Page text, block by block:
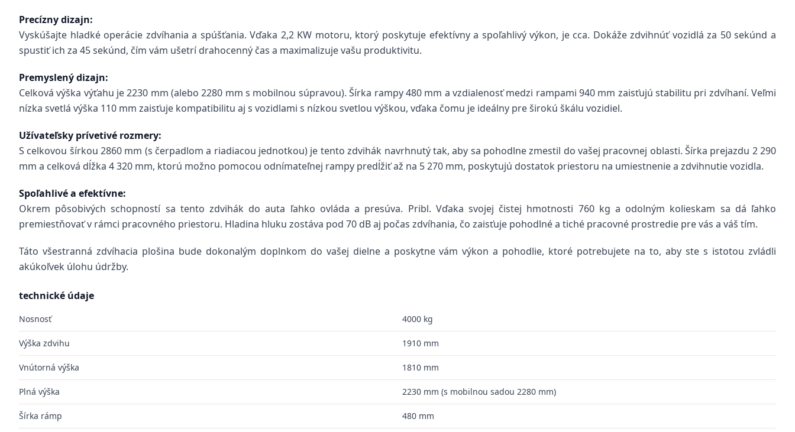
Precízny dizajn:
Vyskúšajte hladké operácie zdvíhania a spúšťania. Vďaka 2,2 KW motoru, ktorý poskytuje efektívny a spoľahlivý výkon, je cca. Dokáže zdvihnúť vozidlá za 50 sekúnd a
spustiť ich za 45 sekúnd, čím vám ušetrí drahocenný čas a maximalizuje vašu produktivitu.
Premyslený dizajn:
Celková výška výťahu je 2230 mm (alebo 2280 mm s mobilnou súpravou). Šírka rampy 480 mm a vzdialenosť medzi rampami 940 mm zaisťujú stabilitu pri zdvíhaní. Veľmi
nízka svetlá výška 110 mm zaisťuje kompatibilitu aj s vozidlami s nízkou svetlou výškou, vďaka čomu je ideálny pre širokú škálu vozidiel.
Užívateľsky prívetivé rozmery:
S celkovou šírkou 2860 mm (s čerpadlom a riadiacou jednotkou) je tento zdvihák navrhnutý tak, aby sa pohodlne zmestil do vašej pracovnej oblasti. Šírka prejazdu 2 290
mm a celková dĺžka 4 320 mm, ktorú možno pomocou odnímateľnej rampy predĺžiť až na 5 270 mm, poskytujú dostatok priestoru na umiestnenie a zdvihnutie vozidla.
Spoľahlivé a efektívne:
Okrem pôsobivých schopností sa tento zdvihák do auta ľahko ovláda a presúva. Pribl. Vďaka svojej čistej hmotnosti 760 kg a odolným kolieskam sa dá ľahko
premiestňovať v rámci pracovného priestoru. Hladina hluku zostáva pod 70 dB aj počas zdvíhania, čo zaisťuje pohodlné a tiché pracovné prostredie pre vás a váš tím.
Táto všestranná zdvíhacia plošina bude dokonalým doplnkom do vašej dielne a poskytne vám výkon a pohodlie, ktoré potrebujete na to, aby ste s istotou zvládli
akúkoľvek úlohu údržby.
technické údaje
Nosnosť 4000 kg
Výška zdvihu 1910 mm
Vnútorná výška 1810 mm
Plná výška 2230 mm (s mobilnou sadou 2280 mm)
Šírka rámp 480 mm